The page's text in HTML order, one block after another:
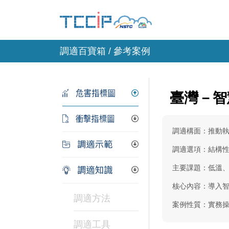
調適百寶箱 / 參考案例
調適方法
調適工具
臺灣－
調適構面：推動
調適選項：結構性
主要課題：低溫
核心內容：導入
案例性質：實務